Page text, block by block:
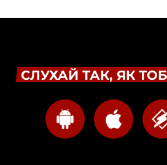
СЛУХАЙ ТАК, ЯК